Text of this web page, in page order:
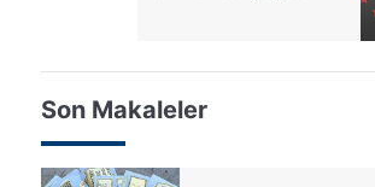
Son Makaleler